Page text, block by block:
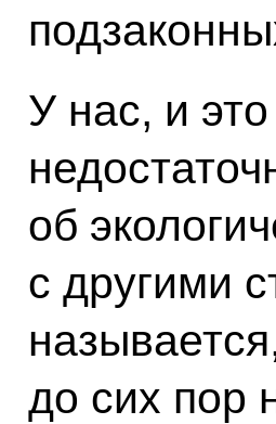
У нас, и
об
с другими
до сих пор